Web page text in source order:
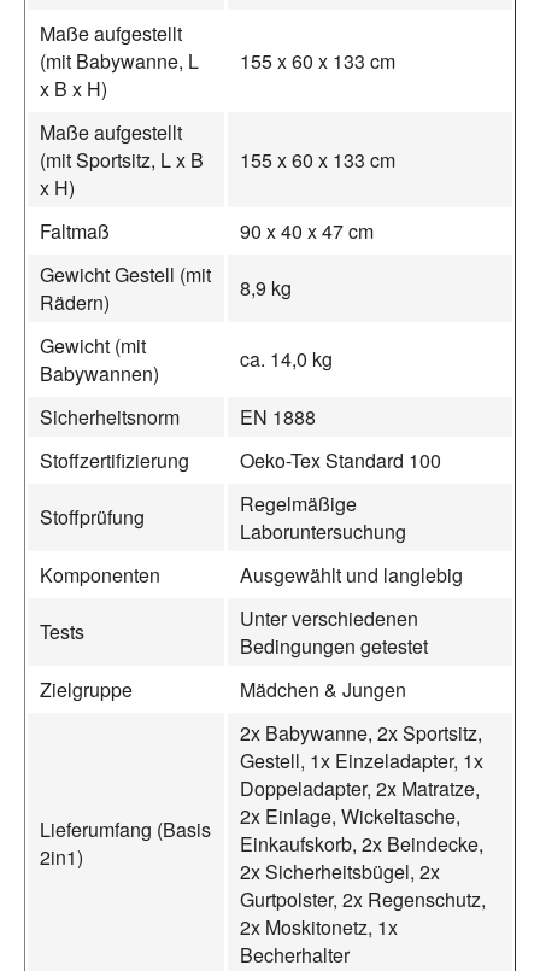
Maße aufgestellt
(mit Babywanne, L
x B x H)
155 x 60 x 133 cm
Maße aufgestellt
(mit Sportsitz, L x B
x H)
155 x 60 x 133 cm
Faltmaß
90 x 40 x 47 cm
Gewicht Gestell (mit
Rädern)
8,9 kg
Gewicht (mit
Babywannen)
ca. 14,0 kg
Sicherheitsnorm
EN 1888
Stoffzertifizierung
Oeko-Tex Standard 100
Stoffprüfung
Regelmäßige
Laboruntersuchung
Komponenten
Ausgewählt und langlebig
Tests
Unter verschiedenen
Bedingungen getestet
Zielgruppe
Mädchen & Jungen
Lieferumfang (Basis
2in1)
2x Babywanne, 2x Sportsitz,
Gestell, 1x Einzeladapter, 1x
Doppeladapter, 2x Matratze,
2x Einlage, Wickeltasche,
Einkaufskorb, 2x Beindecke,
2x Sicherheitsbügel, 2x
Gurtpolster, 2x Regenschutz,
2x Moskitonetz, 1x
Becherhalter